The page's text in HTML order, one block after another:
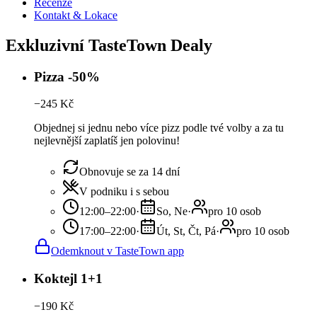
Kontakt & Lokace
Exkluzivní TasteTown Dealy
Pizza -50%
−245 Kč
Objednej si jednu nebo více pizz podle tvé volby a za tu
nejlevnější zaplatíš jen polovinu!
Obnovuje se za 14 dní
V podniku i s sebou
12:00–22:00· So, Ne·
pro 10 osob
17:00–22:00· Út, St, Čt, Pá·
pro 10 osob
Odemknout v TasteTown app
Koktejl 1+1
−190 Kč